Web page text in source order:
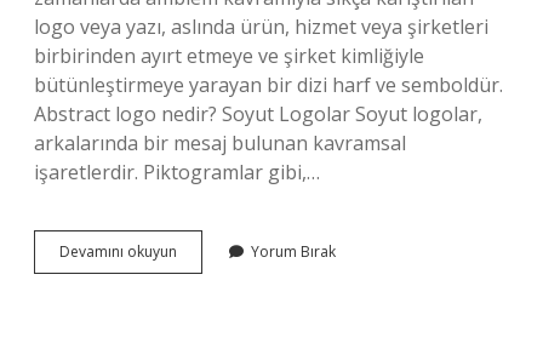
logo veya yazı, aslında ürün, hizmet veya şirketleri
birbirinden ayırt etmeye ve şirket kimliğiyle
bütünleştirmeye yarayan bir dizi harf ve semboldür.
Abstract logo nedir? Soyut Logolar Soyut logolar,
arkalarında bir mesaj bulunan kavramsal
işaretlerdir. Piktogramlar gibi,…
Devamını okuyun Amblem
Türleri
Yorum Bırak